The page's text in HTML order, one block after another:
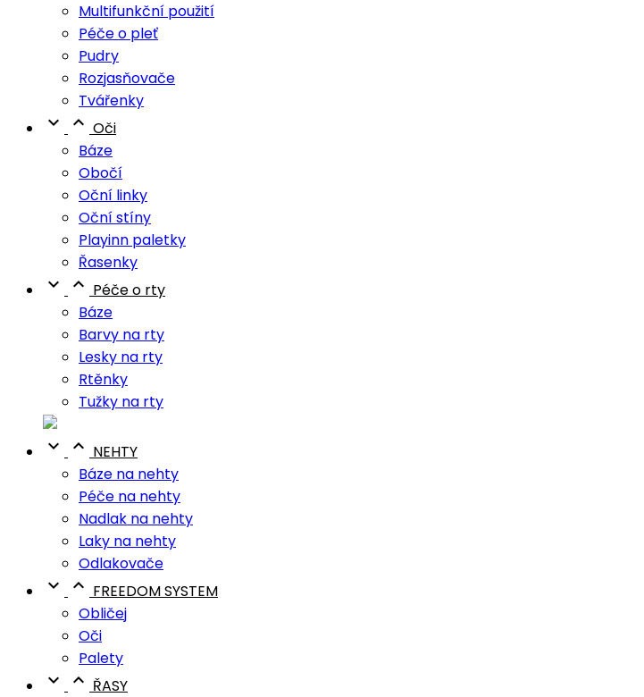
Multifunkční použití
Péče o pleť
Pudry
Rozjasňovače
Tvářenky
  Oči
Báze
Obočí
Oční linky
Oční stíny
Playinn paletky
Řasenky
  Péče o rty
Báze
Barvy na rty
Lesky na rty
Rtěnky
Tužky na rty
  NEHTY
Báze na nehty
Péče na nehty
Nadlak na nehty
Laky na nehty
Odlakovače
  FREEDOM SYSTEM
Obličej
Oči
Palety
  ŘASY